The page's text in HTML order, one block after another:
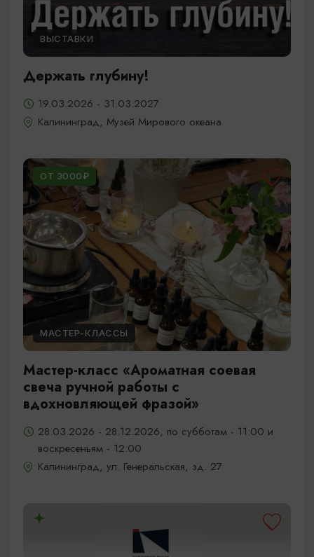
ВЫСТАВКИ
Держать глубину!
19.03.2026 - 31.03.2027
Калининград, Музей Мирового океана
ОТ 3000₽
МАСТЕР-КЛАССЫ
Мастер-класс «Ароматная соевая
свеча ручной работы с
вдохновляющей фразой»
28.03.2026 - 28.12.2026, по субботам - 11:00 и
воскресеньям - 12:00
Калининград, ул. Генеральская, зд. 27